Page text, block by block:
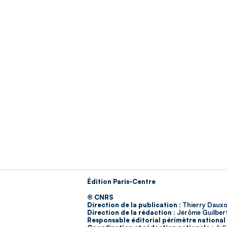
Édition Paris-Centre
© CNRS
Direction de la publication : Thierry
Direction de la rédaction : Jérôme
Responsable éditorial périmètre national